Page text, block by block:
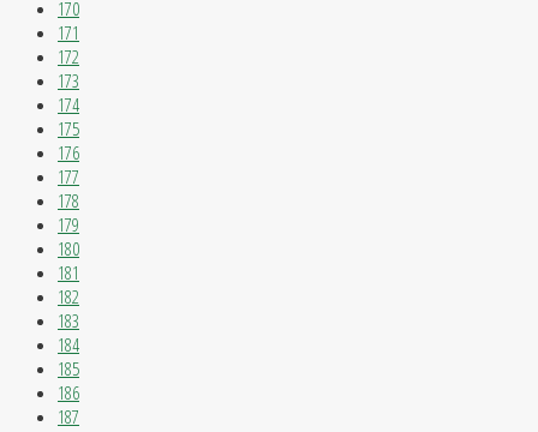
170
171
172
173
174
175
176
177
178
179
180
181
182
183
184
185
186
187